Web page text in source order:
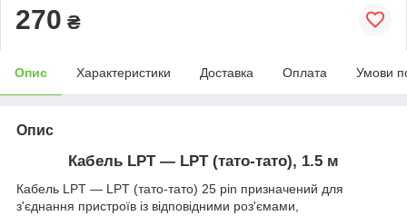
270 ₴
Опис Характеристики Доставка Оплата Умови
Опис
Кабель LPT — LPT (тато-тато), 1.5 м
Кабель LPT — LPT (тато-тато) 25 pin призначений для
з'єднання пристроїв із відповідними роз'ємами,